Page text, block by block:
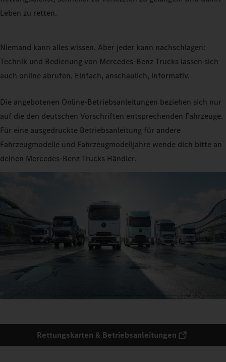
Leben zu retten.
Niemand kann alles wissen. Aber jeder kann nachschlagen:
Technik und Bedienung von Mercedes‑Benz Trucks lassen sich
auch online abrufen. Einfach, anschaulich, informativ.
Die angebotenen Online-Betriebsanleitungen beziehen sich nur
auf die den deutschen Vorschriften entsprechenden Fahrzeuge.
Für eine ausgedruckte Betriebsanleitung für andere
Fahrzeugmodelle und Fahrzeugmodelljahre wende dich bitte an
deinen Mercedes‑Benz Trucks Händler.
Rettungskarten & Betriebsanleitungen